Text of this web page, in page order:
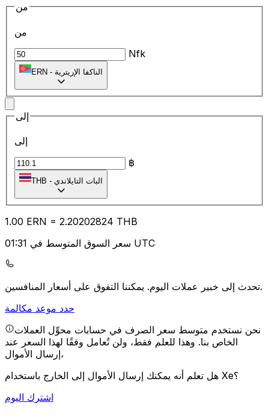
من
من
Nfk
ERN - الناكفا الإريترية
إلى
إلى
฿
THB - البات التايلاندي
1.00 ERN = 2.20202824 THB
سعر السوق المتوسط في 01:31 UTC
تحدث إلى خبير عملات اليوم.يمكننا التفوق على أسعار المنافسين.
حدد موعد مكالمة
نحن نستخدم متوسط سعر الصرف في حسابات محوِّل العملات
الخاص بنا. وهذا للعلم فقط، ولن تُعامل وفقًا لهذا السعر عند
إرسال الأموال،
هل تعلم أنه يمكنك إرسال الأموال إلى الخارج باستخدام Xe؟
اشترك اليوم